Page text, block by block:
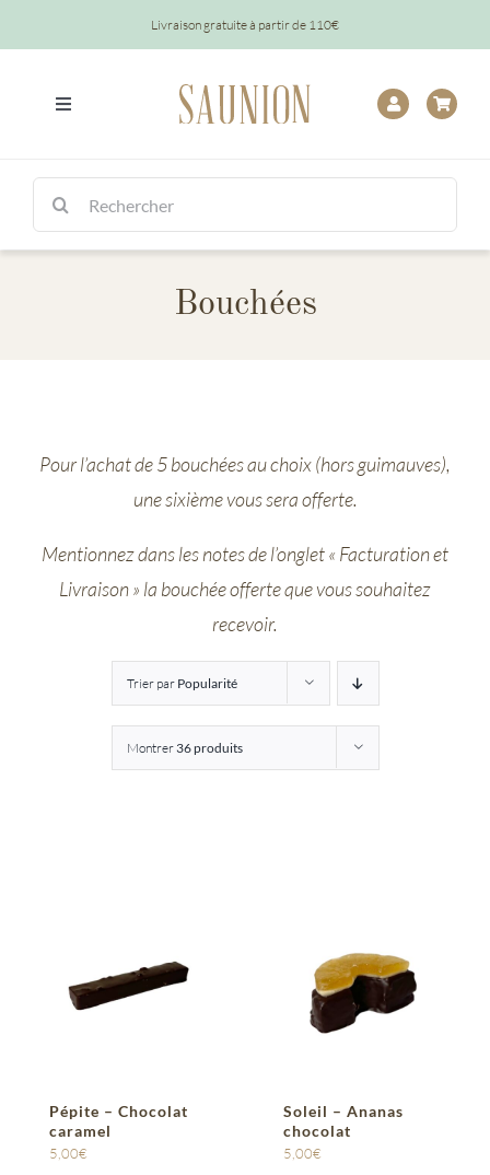
au
Livraison gratuite à partir de 110€
Toggle
Chocolats
Saunion
Rechercher:
Bouchées
Pour l’achat de 5 bouchées au choix (hors guimauves),
une sixième vous sera offerte.
Mentionnez dans les notes de l’onglet « Facturation et
Livraison » la bouchée offerte que vous souhaitez
recevoir.
Trier par Popularité
Montrer 36 produits
Pépite – Chocolat
caramel
5,00€
Soleil – Ananas
chocolat
5,00€